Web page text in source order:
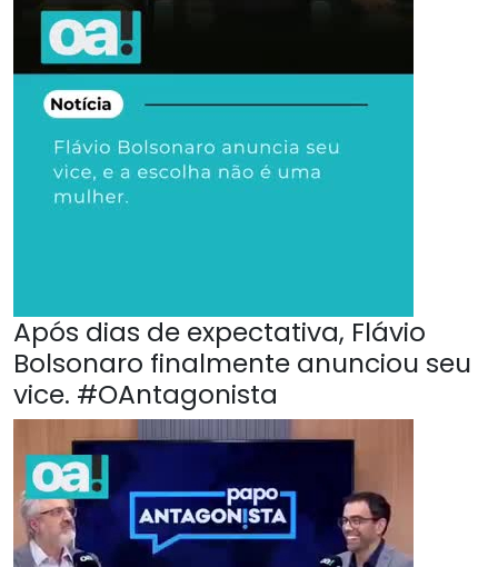
Após dias de expectativa, Flávio
Bolsonaro finalmente anunciou seu
vice. #OAntagonista